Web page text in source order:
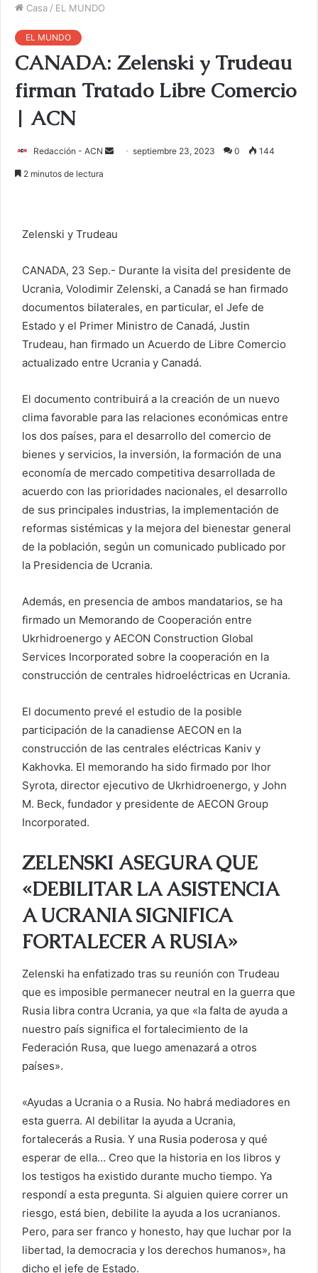
Casa / EL MUNDO
EL MUNDO
CANADA: Zelenski y Trudeau
firman Tratado Libre Comercio
| ACN
Redacción - ACN
r
n
c
o
e
c
t
r
ó
n
i
c
o
septiembre 23, 2023 0 144
2 minutos de lectura
Zelenski y Trudeau
CANADA, 23 Sep.- Durante la visita del presidente de
Ucrania, Volodimir Zelenski, a Canadá se han firmado
documentos bilaterales, en particular, el Jefe de
Estado y el Primer Ministro de Canadá, Justin
Trudeau, han firmado un Acuerdo de Libre Comercio
actualizado entre Ucrania y Canadá.
El documento contribuirá a la creación de un nuevo
clima favorable para las relaciones económicas entre
los dos países, para el desarrollo del comercio de
bienes y servicios, la inversión, la formación de una
economía de mercado competitiva desarrollada de
acuerdo con las prioridades nacionales, el desarrollo
de sus principales industrias, la implementación de
reformas sistémicas y la mejora del bienestar general
de la población, según un comunicado publicado por
la Presidencia de Ucrania.
Además, en presencia de ambos mandatarios, se ha
firmado un Memorando de Cooperación entre
Ukrhidroenergo y AECON Construction Global
Services Incorporated sobre la cooperación en la
construcción de centrales hidroeléctricas en Ucrania.
El documento prevé el estudio de la posible
participación de la canadiense AECON en la
construcción de las centrales eléctricas Kaniv y
Kakhovka. El memorando ha sido firmado por Ihor
Syrota, director ejecutivo de Ukrhidroenergo, y John
M. Beck, fundador y presidente de AECON Group
Incorporated.
ZELENSKI ASEGURA QUE
«DEBILITAR LA ASISTENCIA
A UCRANIA SIGNIFICA
FORTALECER A RUSIA»
Zelenski ha enfatizado tras su reunión con Trudeau
que es imposible permanecer neutral en la guerra que
Rusia libra contra Ucrania, ya que «la falta de ayuda a
nuestro país significa el fortalecimiento de la
Federación Rusa, que luego amenazará a otros
países».
«Ayudas a Ucrania o a Rusia. No habrá mediadores en
esta guerra. Al debilitar la ayuda a Ucrania,
fortalecerás a Rusia. Y una Rusia poderosa y qué
esperar de ella… Creo que la historia en los libros y
los testigos ha existido durante mucho tiempo. Ya
respondí a esta pregunta. Si alguien quiere correr un
riesgo, está bien, debilite la ayuda a los ucranianos.
Pero, para ser franco y honesto, hay que luchar por la
libertad, la democracia y los derechos humanos», ha
dicho el jefe de Estado.